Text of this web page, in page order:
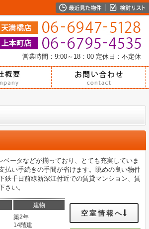
営業時間：9:00～18：00 定休日：不定休
ータなどが揃っており、とても充実していま
払い手続きの手間が省けます。眺めの良い物件
鉄千日前線新深江付近での賃貸マンション、賃
さい。
建物
築2年
14階建
空室情報へ